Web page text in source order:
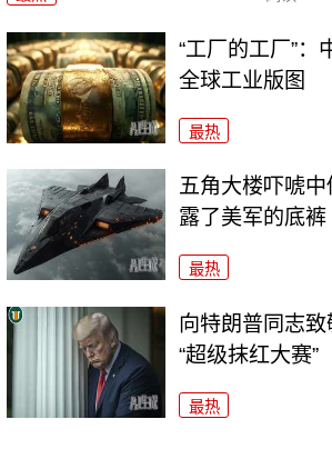
“工厂的工厂”：
全球工业版图
最热
五角大楼吓唬
露了美军的底裤
最热
向特朗普同志
“超级抹红大赛”
最热